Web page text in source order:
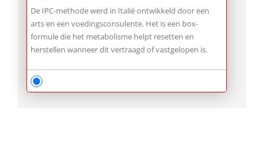
De IPC-methode werd in Italië ontwikkeld door een
arts en een voedingsconsulente. Het is een box-
formule die het metabolisme helpt resetten en
herstellen wanneer dit vertraagd of vastgelopen is.